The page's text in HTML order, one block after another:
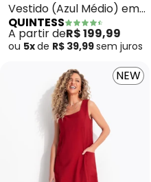
Vestido (Azul Médio) em
Jeans
QUINTESS
A partir deR$ 199,99
ou 5xde R$ 39,99sem juros
NEW